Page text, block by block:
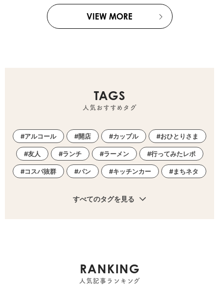
VIEW MORE
TAGS
人気おすすめタグ
アルコール 開店 カップル おひとりさま
友人 ランチ ラーメン 行ってみたレポ
コスパ抜群 パン キッチンカー まちネタ
すべてのタグを見る
RANKING
人気記事ランキング